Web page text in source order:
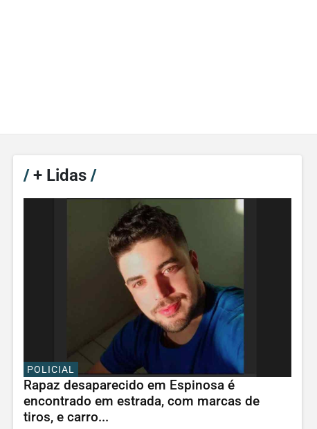
/+ Lidas /
POLICIAL
Rapaz desaparecido em Espinosa é
encontrado em estrada, com marcas de
tiros, e carro...